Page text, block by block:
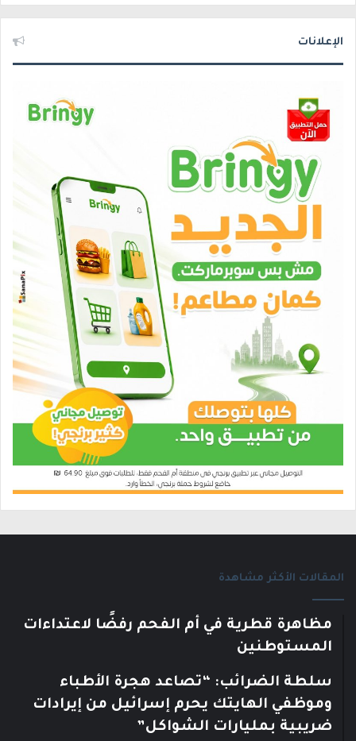
الإعلانات
المقالات الأكثر مشاهدة
مظاهرة قطرية في أم الفحم رفضًا لاعتداءات
المستوطنين
سلطة الضرائب: “تصاعد هجرة الأطباء
وموظفي الهايتك يحرم إسرائيل من إيرادات
ضريبية بمليارات الشواكل”